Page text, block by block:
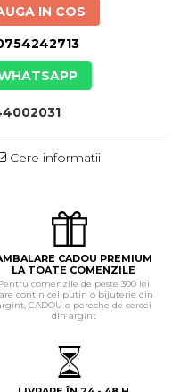
IN COS
Cere informatii
CADOU PREMIUM
LA TOATE COMENZILE
comenzile de peste 300 lei
contin cel putin o bijuterie din
CADOU o pereche de cercei
din argint